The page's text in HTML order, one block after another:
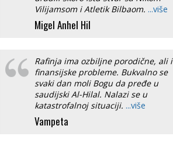
Vilijamsom i Atletik Bilbaom. ...više
Migel Anhel Hil
Rafinja ima ozbiljne porodične, ali i
finansijske probleme. Bukvalno se
svaki dan moli Bogu da pređe u
saudijski Al-Hilal. Nalazi se u
katastrofalnoj situaciji. ...više
Vampeta